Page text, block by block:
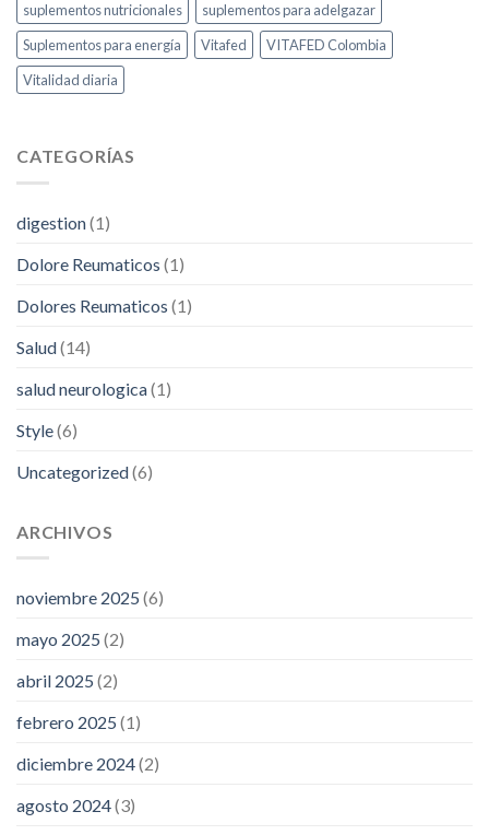
suplementos nutricionales
suplementos para adelgazar
Suplementos para energía
Vitafed
VITAFED Colombia
Vitalidad diaria
CATEGORÍAS
digestion(1)
Dolore Reumaticos (1)
Dolores Reumaticos (1)
Salud(14)
salud neurologica(1)
Style(6)
Uncategorized(6)
ARCHIVOS
noviembre 2025 (6)
mayo 2025 (2)
abril 2025 (2)
febrero 2025 (1)
diciembre 2024(2)
agosto 2024(3)